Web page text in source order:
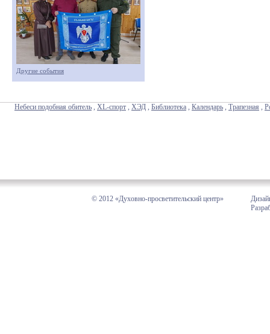
Другие события
Небеси подобная обитель , XL-спорт , ХЭД , Библиотека , Календарь , Трапезная ,
© 2012 «Духовно-просветительский центр»